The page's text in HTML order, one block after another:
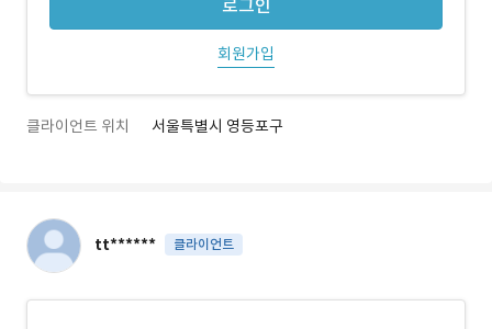
로그인
회원가입
클라이언트 위치 서울특별시 영등포구
tt****** 클라이언트